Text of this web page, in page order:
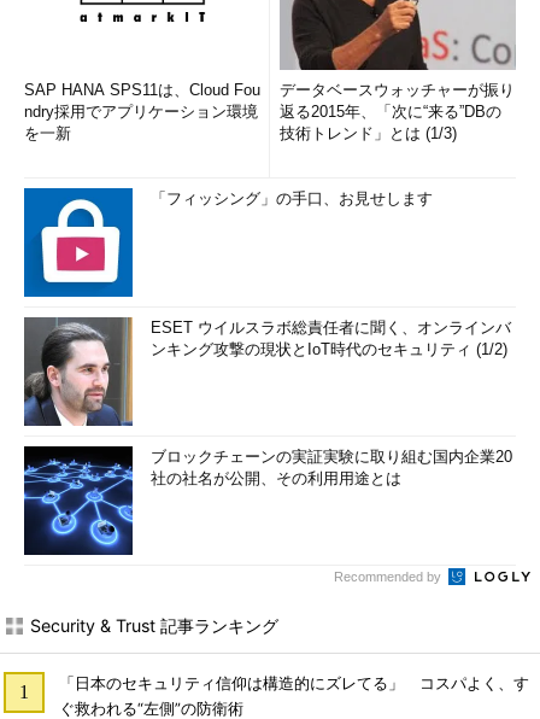
SAP HANA SPS11は、Cloud Fou
ndry採用でアプリケーション環境
を一新
データベースウォッチャーが振り
返る2015年、「次に“来る”DBの
技術トレンド」とは (1/3)
「フィッシング」の手口、お見せします
ESET ウイルスラボ総責任者に聞く、オンラインバ
ンキング攻撃の現状とIoT時代のセキュリティ (1/2)
ブロックチェーンの実証実験に取り組む国内企業20
社の社名が公開、その利用用途とは
Recommended by
Security & Trust 記事ランキング
「日本のセキュリティ信仰は構造的にズレてる」 コスパよく、す
ぐ救われる“左側”の防衛術